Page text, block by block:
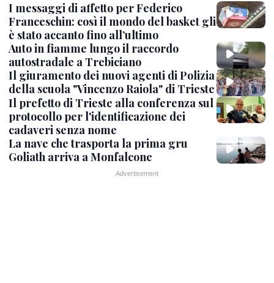
I messaggi di affetto per Federico
Franceschin: così il mondo del basket gli
è stato accanto fino all’ultimo
Auto in fiamme lungo il raccordo
autostradale a Trebiciano
Il giuramento dei nuovi agenti di Polizia
della scuola "Vincenzo Raiola" di Trieste
Il prefetto di Trieste alla conferenza sul
protocollo per l'identificazione dei
cadaveri senza nome
La nave che trasporta la prima gru
Goliath arriva a Monfalcone